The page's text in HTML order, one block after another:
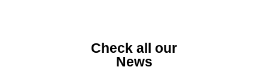
Check all our
News